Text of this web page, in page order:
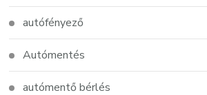
autófényező
Autómentés
autómentő bérlés